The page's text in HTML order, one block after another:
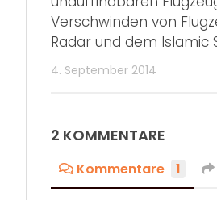
Verschwinden von
Radar und dem Islamic
4. September 2014
2 KOMMENTARE
Kommentare 1